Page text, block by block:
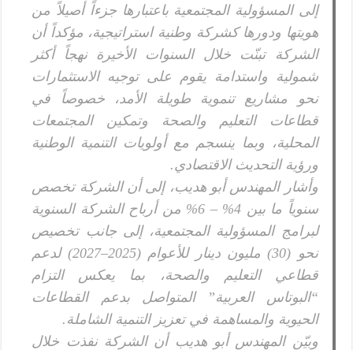
إلى المسؤولية المجتمعية باعتبارها جزءاً أصيلاً من
هويتها ودورها كشركة وطنية استراتيجية، مؤكداً أن
الشركة تبنّت خلال السنوات الأخيرة نهجاً أكثر
شمولية واستدامة يقوم على توجيه الاستثمارات
نحو مشاريع تنموية طويلة الأمد، خصوصاً في
قطاعات التعليم والصحة وتمكين المجتمعات
المحلية، وبما ينسجم مع أولويات التنمية الوطنية
ورؤية التحديث الاقتصادي.
وأشار المهندس أبو هديب، إلى أن الشركة تخصص
سنوياً ما بين 4% – 6% من أرباح الشركة السنوية
لبرامج المسؤولية المجتمعية، إلى جانب تخصيص
نحو (30) مليون دينار للأعوام (2025–2027) لدعم
قطاعي التعليم والصحة، بما يعكس التزام
“البوتاس العربية” المتواصل بدعم القطاعات
الحيوية والمساهمة في تعزيز التنمية الشاملة.
وبيّن المهندس أبو هديب أن الشركة نفذت خلال